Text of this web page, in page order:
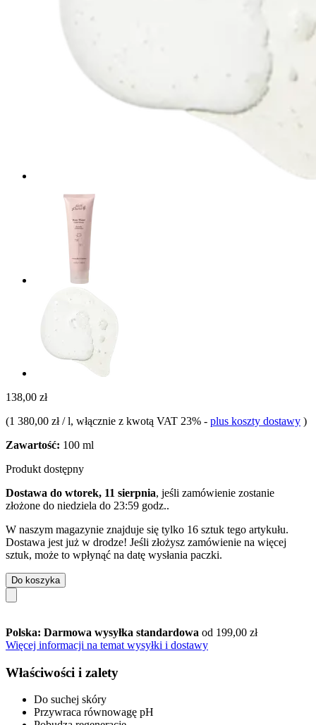
138,00 zł
(1 380,00 zł / l, włącznie z kwotą VAT 23% - plus koszty dostawy )
Zawartość: 100 ml
Produkt dostępny
Dostawa do wtorek, 11 sierpnia, jeśli zamówienie zostanie
złożone do niedziela do 23:59 godz..
W naszym magazynie znajduje się tylko 16 sztuk tego artykułu.
Dostawa jest już w drodze! Jeśli złożysz zamówienie na więcej
sztuk, może to wpłynąć na datę wysłania paczki.
Do koszyka
Polska: Darmowa wysyłka standardowa od 199,00 zł
Więcej informacji na temat wysyłki i dostawy
Właściwości i zalety
Do suchej skóry
Przywraca równowagę pH